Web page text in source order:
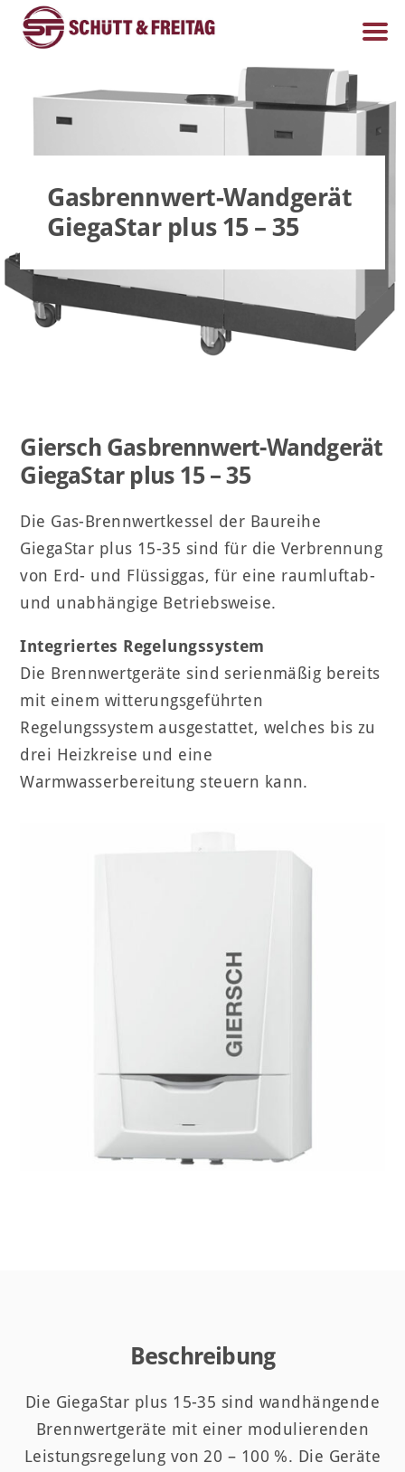
Gasbrennwert-Wandgerät
GiegaStar plus 15 – 35
Giersch Gasbrennwert-Wandgerät
GiegaStar plus 15 – 35
Die Gas-Brennwertkessel der Baureihe
GiegaStar plus 15-35 sind für die Verbrennung
von Erd- und Flüssiggas, für eine raumluftab-
und unabhängige Betriebsweise.
Integriertes Regelungssystem
Die Brennwertgeräte sind serienmäßig bereits
mit einem witterungsgeführten
Regelungssystem ausgestattet, welches bis zu
drei Heizkreise und eine
Warmwasserbereitung steuern kann.
Beschreibung
Die GiegaStar plus 15-35 sind wandhängende
Brennwertgeräte mit einer modulierenden
Leistungsregelung von 20 – 100 %. Die Geräte